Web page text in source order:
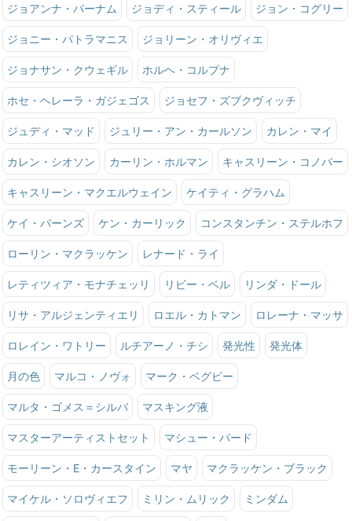
ジョアンナ・バーナム ジョディ・スティール ジョン・コグリー
ジョニー・パトラマニス ジョリーン・オリヴィエ
ジョナサン・クウェギル ホルヘ・コルプナ
ホセ・ヘレーラ・ガジェゴス ジョセフ・ズブクヴィッチ
ジュディ・マッド ジュリー・アン・カールソン カレン・マイ
カレン・シオソン カーリン・ホルマン キャスリーン・コノバー
キャスリーン・マクエルウェイン ケイティ・グラハム
ケイ・バーンズ ケン・カーリック コンスタンチン・ステルホフ
ローリン・マクラッケン レナード・ライ
レティツィア・モナチェッリ リビー・ベル リンダ・ドール
リサ・アルジェンティエリ ロエル・カトマン ロレーナ・マッサ
ロレイン・ワトリー ルチアーノ・チシ 発光性 発光体
月の色 マルコ・ノヴォ マーク・ベグビー
マルタ・ゴメス＝シルバ マスキング液
マスターアーティストセット マシュー・バード
モーリーン・E・カースタイン マヤ マクラッケン・ブラック
マイケル・ソロヴィエフ ミリン・ムリック ミンダム